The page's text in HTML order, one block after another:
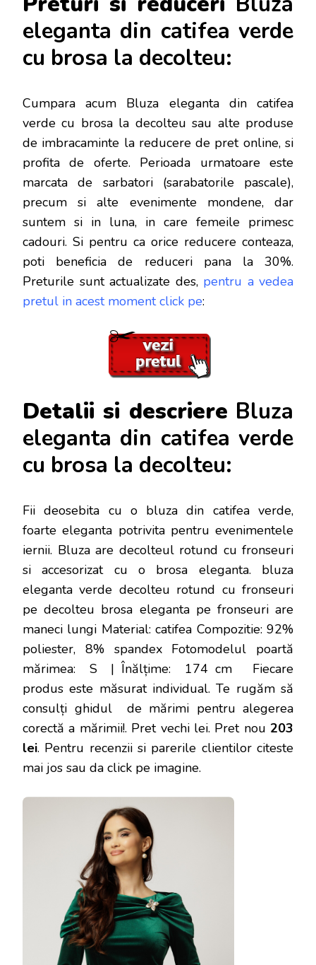
eleganta din catifea verde
cu brosa la decolteu:
Cumpara acum Bluza eleganta din catifea
verde cu brosa la decolteu sau alte produse
de imbracaminte la reducere de pret online, si
profita de oferte. Perioada urmatoare este
marcata de sarbatori (sarabatorile pascale),
precum si alte evenimente mondene, dar
suntem si in luna, in care femeile primesc
cadouri. Si pentru ca orice reducere conteaza,
poti beneficia de reduceri pana la 30%.
Preturile sunt actualizate des, pentru a vedea
pretul in acest moment click pe:
Detalii si descriere Bluza
eleganta din catifea verde
cu brosa la decolteu:
Fii deosebita cu o bluza din catifea verde,
foarte eleganta potrivita pentru evenimentele
iernii. Bluza are decolteul rotund cu fronseuri
si accesorizat cu o brosa eleganta. bluza
eleganta verde decolteu rotund cu fronseuri
pe decolteu brosa eleganta pe fronseuri are
maneci lungi Material: catifea Compozitie: 92%
poliester, 8% spandex Fotomodelul poartă
mărimea: S | Înălțime: 174 cm Fiecare
produs este măsurat individual. Te rugăm să
consulți ghidul de mărimi pentru alegerea
corectă a mărimii!. Pret vechi lei. Pret nou 203
lei. Pentru recenzii si parerile clientilor citeste
mai jos sau da click pe imagine.